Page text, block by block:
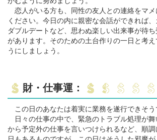
恋人がいる方も、同性の友人との連絡をマメ
ください。今日の内に親密な会話ができれば
ダブルデートなど、思わぬ楽しい出来事が待
があります。そのための土台作りの一日と考え
うにしましょう。
財・仕事運：
この日のあなたは着実に業務を遂行できそう
日々の仕事の中で、緊急のトラブル処理が舞
から予定外の仕事を言いつけられるなど、順